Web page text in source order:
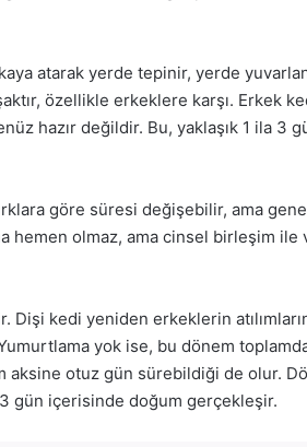
atarak yerde tepinir, yerde
özellikle erkeklere karşı. Erkek
hazır değildir. Bu, yaklaşık 1 ila 3
göre süresi değişebilir, ama
olmaz, ama cinsel birleşim ile
Dişi kedi yeniden erkeklerin
yok ise, bu dönem
aksine otuz gün sürebildiği de olur.
gün içerisinde doğum gerçekleşir.